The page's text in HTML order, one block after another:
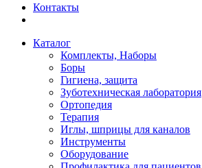
Контакты
Каталог
Комплекты, Наборы
Боры
Гигиена, защита
Зуботехническая лаборатория
Ортопедия
Терапия
Иглы, шприцы для каналов
Инструменты
Оборудование